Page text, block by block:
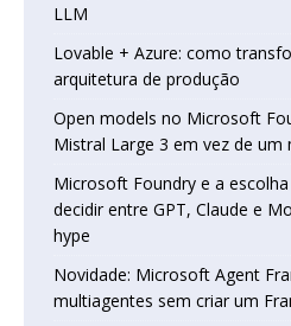
LLM
Lovable + Azure: como
arquitetura de produção
Open models no Microsoft
Mistral Large 3 em vez de um
Microsoft Foundry e a
decidir entre GPT, Claude e
hype
Novidade: Microsoft Agent
multiagentes sem criar um